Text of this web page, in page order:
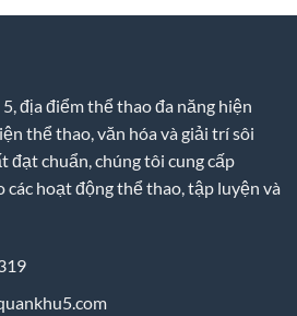
địa điểm thể thao đa năng hiện
thể thao, văn hóa và giải trí sôi
đạt chuẩn, chúng tôi cung cấp
các hoạt động thể thao, tập luyện và